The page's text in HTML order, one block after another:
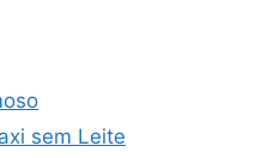
sem Leite